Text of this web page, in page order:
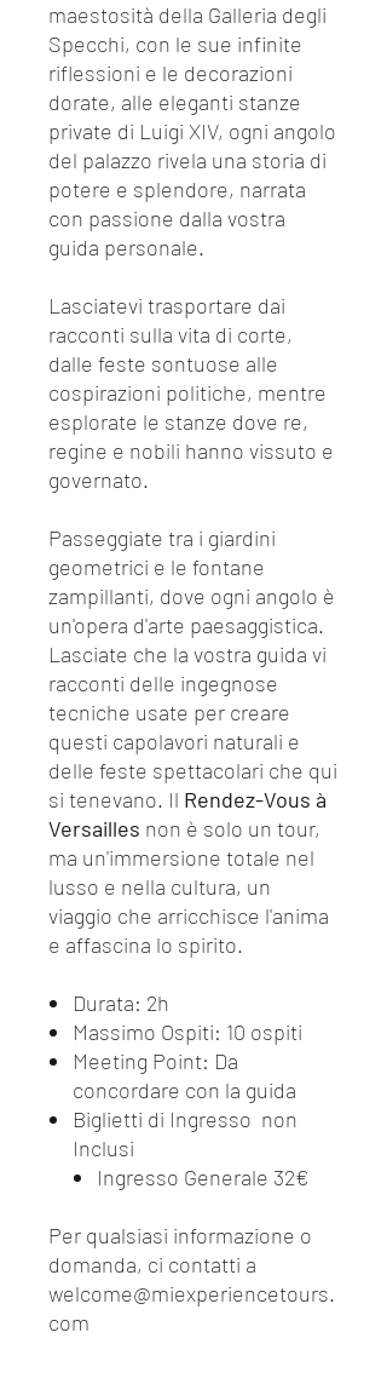
maestosità della Galleria degli
Specchi, con le sue infinite
riflessioni e le decorazioni
dorate, alle eleganti stanze
private di Luigi XIV, ogni angolo
del palazzo rivela una storia di
potere e splendore, narrata
con passione dalla vostra
guida personale.
Lasciatevi trasportare dai
racconti sulla vita di corte,
dalle feste sontuose alle
cospirazioni politiche, mentre
esplorate le stanze dove re,
regine e nobili hanno vissuto e
governato.
Passeggiate tra i giardini
geometrici e le fontane
zampillanti, dove ogni angolo è
un'opera d'arte paesaggistica.
Lasciate che la vostra guida vi
racconti delle ingegnose
tecniche usate per creare
questi capolavori naturali e
delle feste spettacolari che qui
si tenevano. Il Rendez-Vous à
Versailles non è solo un tour,
ma un'immersione totale nel
lusso e nella cultura, un
viaggio che arricchisce l'anima
e affascina lo spirito.
Durata: 2h
Massimo Ospiti: 10 ospiti
Meeting Point: Da
concordare con la guida
Biglietti di Ingresso non
Inclusi
Ingresso Generale 32€
Per qualsiasi informazione o
domanda, ci contatti a
welcome@miexperiencetours.
com